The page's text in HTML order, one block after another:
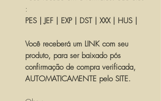
:
PES | JEF | EXP | DST | XXX | HUS |
Você receberá um LINK com seu
produto, para ser baixado pós
confirmação de compra verificada,
AUTOMATICAMENTE pelo SITE.